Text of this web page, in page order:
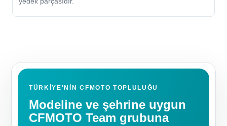
TÜRKIYE'NIN CFMOTO TOPLULUĞU
Modeline ve şehrine uygun
CFMOTO Team grubuna